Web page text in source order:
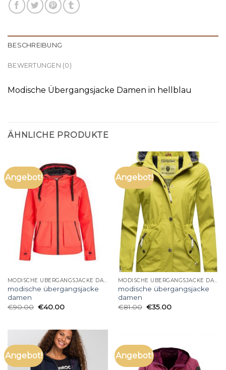
BESCHREIBUNG
BEWERTUNGEN (0)
Modische Übergangsjacke Damen in hellblau
ÄHNLICHE PRODUKTE
Angebot!
modische übergangsjacke
damen
€90.00 €40.00
Angebot!
modische übergangsjacke
damen
€81.00 €35.00
Angebot! Angebot!